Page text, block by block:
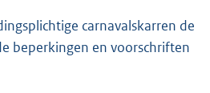
carnavalskarren de
beperkingen en voorschriften